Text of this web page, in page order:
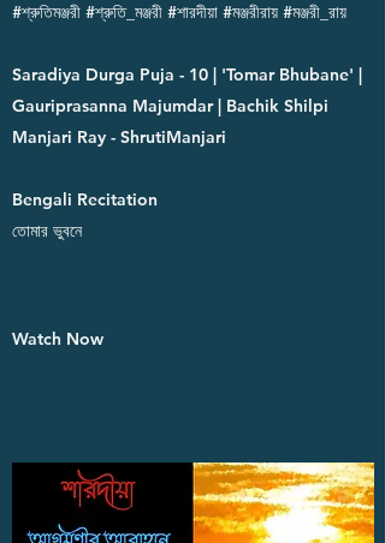
#শ্রুতিমঞ্জরী #শ্রুতি_মঞ্জরী #শারদীয়া #মঞ্জরীরায় #মঞ্জরী_রায়
Saradiya Durga Puja - 10 | 'Tomar Bhubane' |
Gauriprasanna Majumdar | Bachik Shilpi
Manjari Ray - ShrutiManjari
Bengali Recitation
তোমার ভুবনে
Watch Now